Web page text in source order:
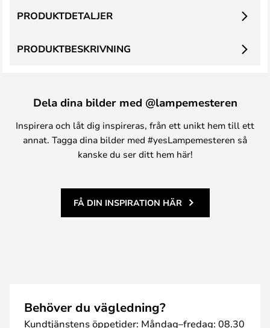
PRODUKTBESKRIVNING
PRODUKTDETALJER
Dela dina bilder med @lampemesteren
Inspirera och låt dig inspireras, från ett unikt hem till ett
annat. Tagga dina bilder med #yesLampemesteren så
kanske du ser ditt hem här!
FÅ DIN INSPIRATION HÄR
Behöver du vägledning?
Kundtjänstens öppetider: Måndag–fredag: 08.30